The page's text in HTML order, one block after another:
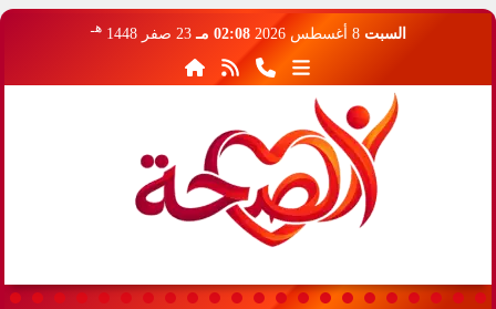
السبت 8 أغسطس 2026 02:08 مـ 23 صفر 1448 هـ